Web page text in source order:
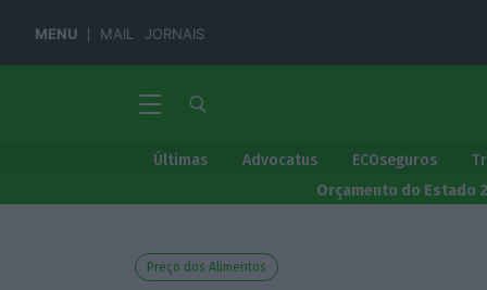
MENU MAIL JORNAIS
Últimas Advocatus ECOseguros
Orçamento do Estado
Preço dos Alimentos